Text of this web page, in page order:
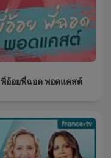
พี่อ้อยพี่ฉอด พอดแคสต์